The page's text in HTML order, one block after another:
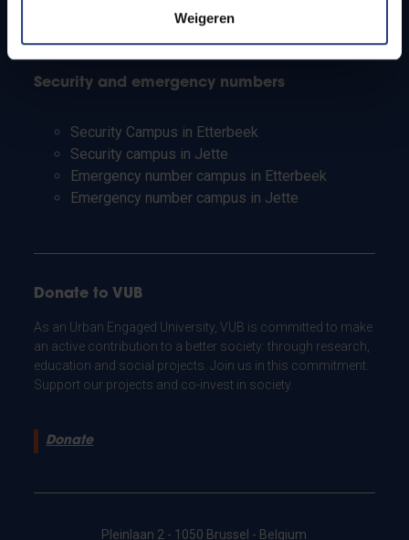
Weigeren
Working students
Security and emergency numbers
Security Campus in Etterbeek
Security campus in Jette
Emergency number campus in Etterbeek
Emergency number campus in Jette
Donate to VUB
As an Urban Engaged University, VUB is committed to make
an active contribution to a better society: through research,
education and social projects. Join us in this commitment.
Support our projects and co-invest in society.
Donate
Pleinlaan 2 - 1050 Brussel - Belgium